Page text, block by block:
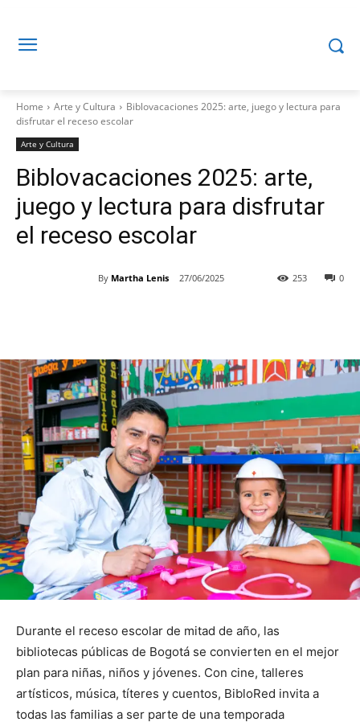
Home Arte y Cultura
Biblovacaciones 2025: arte, juego y lectura para
disfrutar el receso escolar
Arte y Cultura
Biblovacaciones 2025: arte,
juego y lectura para disfrutar
el receso escolar
By Martha Lenis 27/06/2025 0
253
Durante el receso escolar de mitad de año, las
bibliotecas públicas de Bogotá se convierten en el mejor
plan para niñas, niños y jóvenes. Con cine, talleres
artísticos, música, títeres y cuentos, BibloRed invita a
todas las familias a ser parte de una temporada